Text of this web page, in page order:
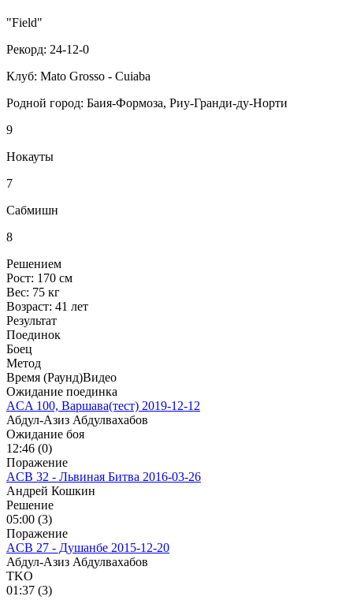
"Field"
Рекорд: 24-12-0
Клуб: Mato Grosso - Cuiaba
Родной город: Баия-Формоза, Риу-Гранди-ду-Норти
9
Нокауты
7
Сабмишн
8
Решением
Рост: 170 см
Вес: 75 кг
Возраст: 41 лет
Результат
Поединок
Боец
Метод
Время (Раунд)Видео
Ожидание поединка
ACA 100, Варшава(тест) 2019-12-12
Абдул-Азиз Абдулвахабов
Ожидание боя
12:46 (0)
Поражение
ACB 32 - Львиная Битва 2016-03-26
Андрей Кошкин
Решение
05:00 (3)
Поражение
ACB 27 - Душанбе 2015-12-20
Абдул-Азиз Абдулвахабов
TKO
01:37 (3)